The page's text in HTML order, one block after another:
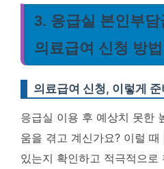
3. 응급실 본인부
의료급여 신청 방법
의료급여 신청, 이렇게
응급실 이용 후 예상치 못한
움을 겪고 계신가요? 이럴 때
있는지 확인하고 적극적으로